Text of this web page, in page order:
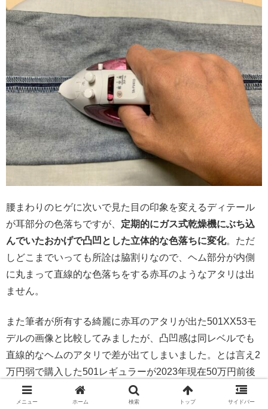
腰まわりのヒゲに次いで見た目の印象を変えるディテール
が耳部分の色落ちですが、 定期的にガス式乾燥機にぶち込
んでいたおかげで凸凹とした立体的な色落ちに変化。ただ
しどこまでいっても所詮は脇割りなので、ヘム部分が内側
に丸まって直線的な色落ちをする赤耳のようなアタリは出
ません。
また筆者が所有する綺麗に赤耳のアタリが出た501XX53モ
デルの画像と比較してみましたが、凸凹感は同レベルでも
直線的なヘムのアタリで差が出てしまいました。とは言え2
万円弱で購入した501レギュラーが2023年現在50万円前後
はする501XXと勝負できるとは、やはりレギュラー最終モ
デル恐るべしです！
メニュー ホーム 検索 トップ サイドバー